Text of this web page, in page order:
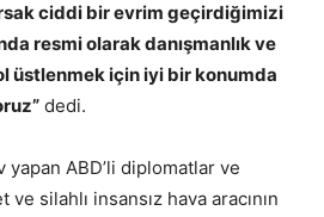
ciddi bir evrim geçirdiğimizi
resmi olarak danışmanlık ve
üstlenmek için iyi bir konumda
dedi.
yapan ABD’li diplomatlar ve
silahlı insansız hava aracının